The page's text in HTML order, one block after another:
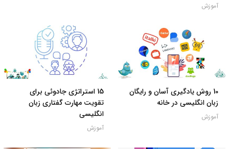
آموزش
10 روش یادگیری آسان و رایگان
زبان انگلیسی در خانه
آموزش
15 استراتژی جادوئی برای
تقویت مهارت گفتاری زبان
انگلیسی
آموزش